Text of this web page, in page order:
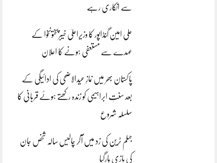
سے انکاری رہے
علی امین گنڈاپور کا وزیراعلیٰ خیبرپختونخوا کے
عہدے سے مستعفی ہونے کا اعلان
پاکستان بھر میں نمازِ عیدالاضحی کی ادائیگی کے
بعد سنتِ ابراہیمی کو زندہ رکھتے ہوئے قربانی کا
سلسلہ شروع
جہلم ٹرین کی زد میں آکر چالیس سالہ شخص جان
کی بازی ہارگیا